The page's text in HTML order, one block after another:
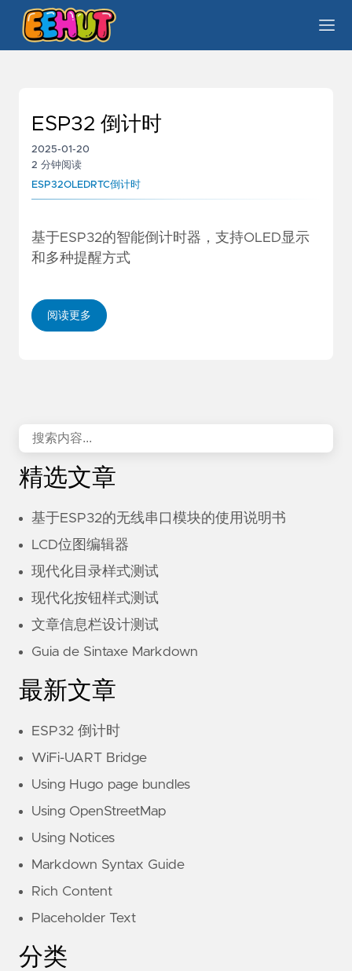
ESP32 倒计时
2025-01-20
2 分钟阅读
ESP32OLEDRTC倒计时
基于ESP32的智能倒计时器，支持OLED显示
和多种提醒方式
阅读更多
精选文章
基于ESP32的无线串口模块的使用说明书
LCD位图编辑器
现代化目录样式测试
现代化按钮样式测试
文章信息栏设计测试
Guia de Sintaxe Markdown
最新文章
ESP32 倒计时
WiFi-UART Bridge
Using Hugo page bundles
Using OpenStreetMap
Using Notices
Markdown Syntax Guide
Rich Content
Placeholder Text
分类